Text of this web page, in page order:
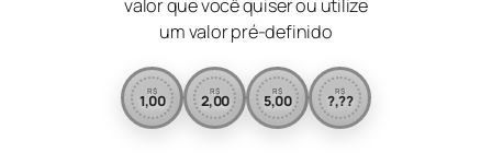
valor que você quiser ou utilize
um valor pré-definido
R$
1,00
R$
2,00
R$
5,00
R$
?,??